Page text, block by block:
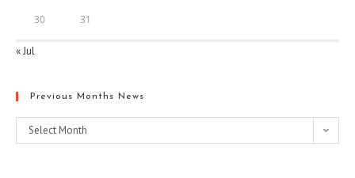
30 31
« Jul
Previous Months News
Select Month